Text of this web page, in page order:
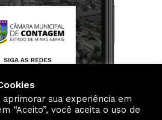
sua experiência em
“Aceito”, você aceita o uso de